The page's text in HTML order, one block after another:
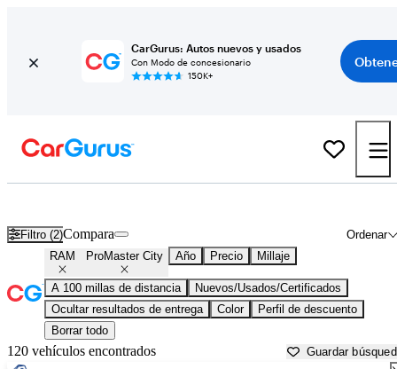
CarGurus: Autos nuevos y usados
Con Modo de concesionario
150K+
Filtro (2) Ordenar
Compara
RAM ProMaster City Año Precio Millaje
A 100 millas de distancia
Nuevos/Usados/Certificados
Ocultar resultados de entrega
Color
Perfil de descuento
Borrar todo
120 vehículos encontrados Guardar